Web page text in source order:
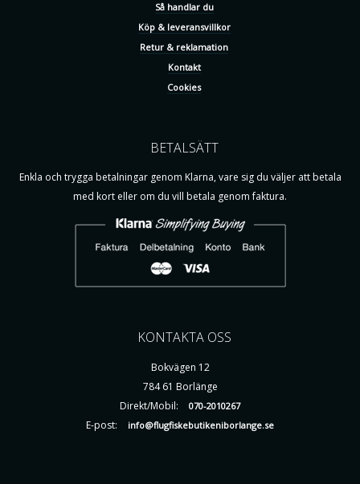
Så handlar du
Köp & leveransvillkor
Retur & reklamation
Kontakt
Cookies
BETALSÄTT
Enkla och trygga betalningar genom Klarna, vare sig du väljer att betala
med kort eller om du vill betala genom faktura.
KONTAKTA OSS
Bokvägen 12
784 61 Borlänge
Direkt/Mobil:
070-2010267
E-post: info@flugfiskebutikeniborlange.se